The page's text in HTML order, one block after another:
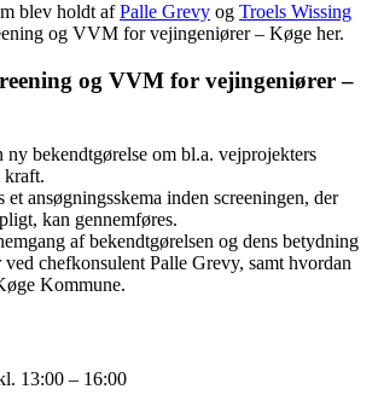
blev holdt afPalle Grevy og Troels Wissing
og VVM for vejingeniører – Køge her.
og VVM for vejingeniører –
ny bekendtgørelse om bl.a. vejprojekters
ansøgningsskema inden screeningen, der
kan gennemføres.
af bekendtgørelsen og dens betydning
chefkonsulent Palle Grevy, samt hvordan
Kommune.
13:00 – 16:00